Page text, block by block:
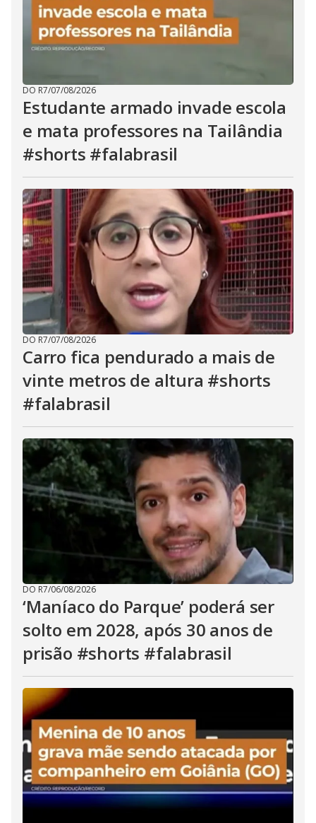
DO R7/07/08/2026
Estudante armado invade escola
e mata professores na Tailândia
#shorts #falabrasil
DO R7/07/08/2026
Carro fica pendurado a mais de
vinte metros de altura #shorts
#falabrasil
DO R7/06/08/2026
‘Maníaco do Parque’ poderá ser
solto em 2028, após 30 anos de
prisão #shorts #falabrasil